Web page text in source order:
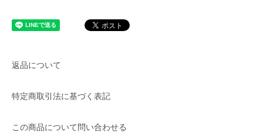
返品について
特定商取引法に基づく表記
この商品について問い合わせる